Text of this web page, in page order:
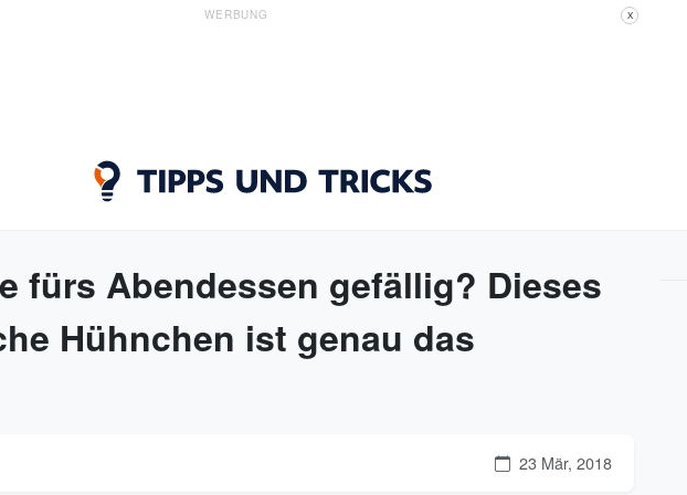
WERBUNG X
fürs Abendessen gefällig? Dieses
Hühnchen ist genau das
23 Mär, 2018